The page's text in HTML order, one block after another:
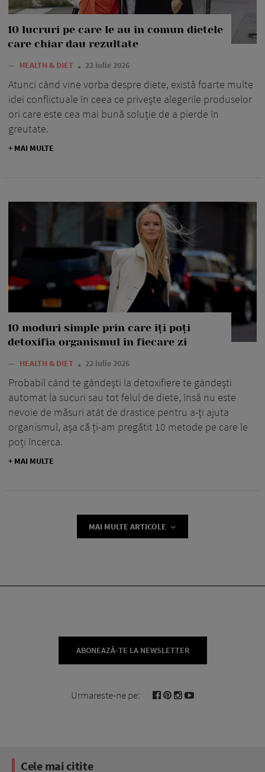
10 lucruri pe care le au în comun dietele
care chiar dau rezultate
— HEALTH & DIET 22 iulie 2026
Atunci când vine vorba despre diete, există foarte multe
idei conflictuale în ceea ce privește alegerile produselor
ori care este cea mai bună soluție de a pierde în
greutate.
+ MAI MULTE
10 moduri simple prin care îți poți
detoxifia organismul în fiecare zi
— HEALTH & DIET 22 iulie 2026
Probabil când te gândești la detoxifiere te gândești
automat la sucuri sau tot felul de diete, însă nu este
nevoie de măsuri atât de drastice pentru a-ți ajuta
organismul, așa că ți-am pregătit 10 metode pe care le
poți încerca.
+ MAI MULTE
MAI MULTE ARTICOLE
ABONEAZĂ-TE LA NEWSLETTER
Urmareste-ne pe:
Cele mai citite